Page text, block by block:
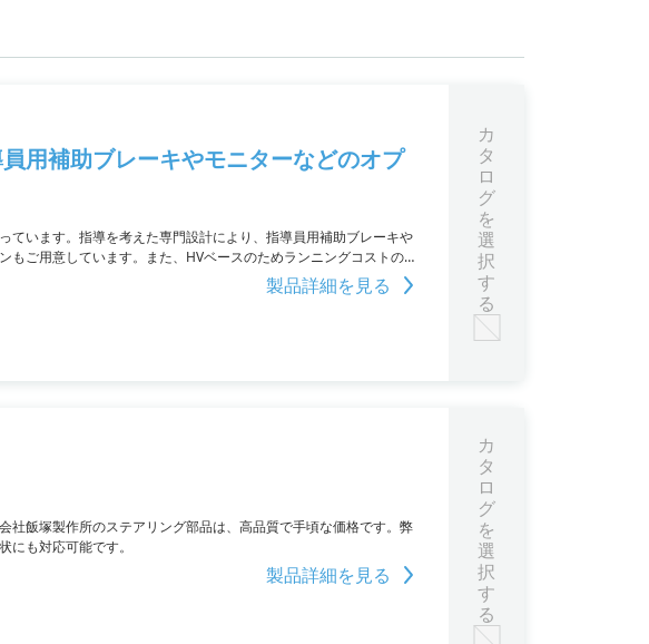
用補助ブレーキやモニターなどのオプ
います。指導を考えた専門設計により、指導員用補助ブレーキや
ご用意しています。また、HVベースのためランニングコストの低
製品詳細を見る
カ
タ
ロ
グ
を
選
択
す
る
飯塚製作所のステアリング部品は、高品質で手頃な価格です。弊
も対応可能です。
製品詳細を見る
カ
タ
ロ
グ
を
選
択
す
る